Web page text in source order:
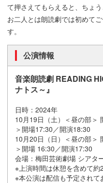
て押さえてもらえると、ちょ
お二人とは朗読劇では初めて
す。
公演情報
音楽朗読劇 READING
ナトス～』
日時：2024年
10月19日（土）＜昼の部＞
＞開場17:30／開演18:30
10月20日（日）＜昼の部＞
＞開場 16:30／開演17:30
会場：梅田芸術劇場 シアタ
※上演時間は休憩を含めて約
※本公演は配信も予定されて